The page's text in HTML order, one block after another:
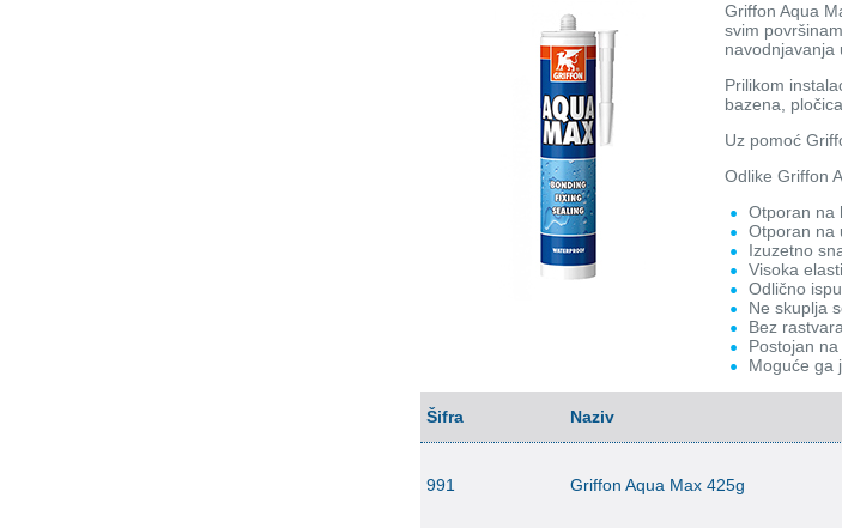
Griffon Aqua
svim
navodnjavanja
Prilikom
bazena,
Uz pomoć
Odlike Griffon
Otporan na
Otporan na
Izuzetno
Visoka
Odlično
Ne skuplja
Bez
Postojan
Moguće ga
Šifra Naziv
991 Griffon Aqua Max 425g